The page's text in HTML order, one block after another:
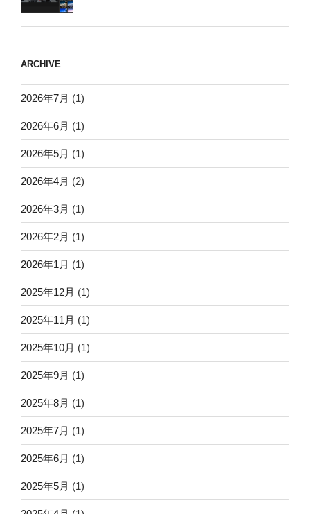
ARCHIVE
2026年7月 (1)
2026年6月 (1)
2026年5月 (1)
2026年4月 (2)
2026年3月 (1)
2026年2月 (1)
2026年1月 (1)
2025年12月 (1)
2025年11月 (1)
2025年10月 (1)
2025年9月 (1)
2025年8月 (1)
2025年7月 (1)
2025年6月 (1)
2025年5月 (1)